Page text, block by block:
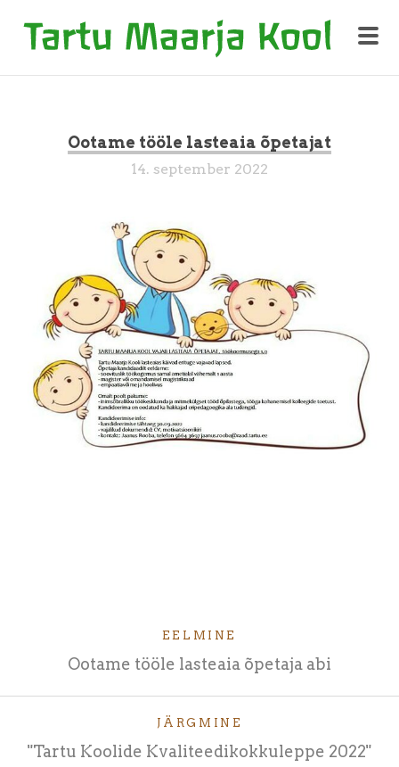
Ootame tööle lasteaia õpetajat
14. september 2022
EELMINE
Ootame tööle lasteaia õpetaja abi
JÄRGMINE
"Tartu Koolide Kvaliteedikokkuleppe 2022"